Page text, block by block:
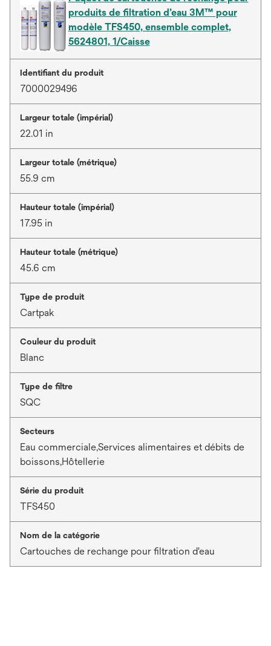
produits de filtration d’eau 3M™ pour
modèle TFS450, ensemble complet,
5624801, 1/Caisse
Identifiant du produit
7000029496
Largeur totale (impérial)
22.01 in
Largeur totale (métrique)
55.9 cm
Hauteur totale (impérial)
17.95 in
Hauteur totale (métrique)
45.6 cm
Type de produit
Cartpak
Couleur du produit
Blanc
Type de filtre
SQC
Secteurs
Eau commerciale,Services alimentaires et débits de
boissons,Hôtellerie
Série du produit
TFS450
Nom de la catégorie
Cartouches de rechange pour filtration d'eau